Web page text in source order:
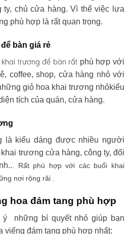
ty, chủ cửa hàng. Vì thế việc lựa
phù hợp là rất quan trọng.
bàn giá rẻ
trương để bàn rất phù hợp với
coffee, shop, cửa hàng nhỏ với
giỏ hoa khai trương nhỏkiểu
tích của quán, cửa hàng.
là kiểu dáng được nhiều người
trương cửa hàng, công ty, đối
. Rất phù hợp với các buổi khai
nơi rộng rãi .
hoa đám tang phù hợp
ý những bí quyết nhỏ giúp bạn
viếng đám tang phù hợp nhất: